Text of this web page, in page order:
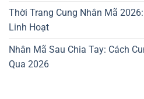
Thời Trang Cung Nhân Mã
Linh Hoạt
Nhân Mã Sau Chia Tay: Cách
Qua 2026